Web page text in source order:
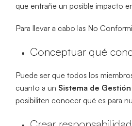
que entrañe un posible impacto
Para llevar a cabo las No
Conceptuar qué
Puede ser que todos los
cuanto a un Sistema de
posibiliten conocer qué es para